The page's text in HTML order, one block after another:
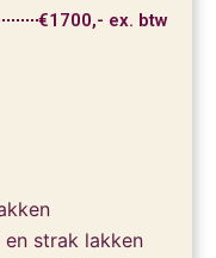
€1700,- ex. btw
en strak lakken